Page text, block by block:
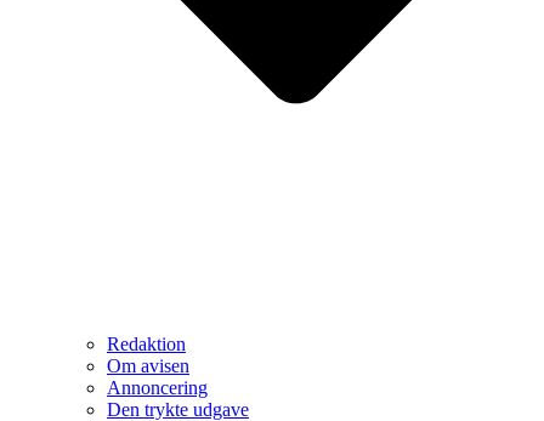
Redaktion
Om avisen
Annoncering
Den trykte udgave